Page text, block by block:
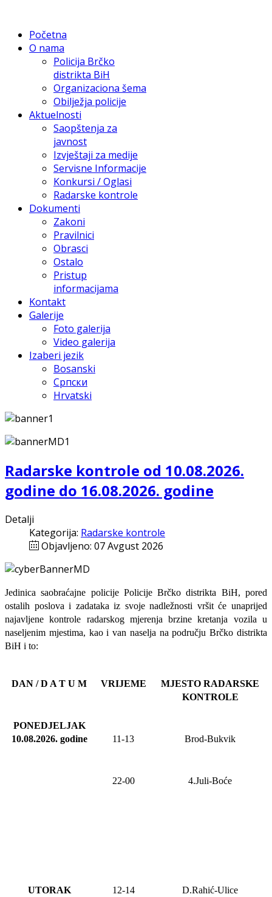
Početna
O nama
Policija Brčko
distrikta BiH
Organizaciona šema
Obilježja policije
Aktuelnosti
Saopštenja za
javnost
Izvještaji za medije
Servisne Informacije
Konkursi / Oglasi
Radarske kontrole
Dokumenti
Zakoni
Pravilnici
Obrasci
Ostalo
Pristup
informacijama
Kontakt
Galerije
Foto galerija
Video galerija
Izaberi jezik
Bosanski
Српски
Hrvatski
Radarske kontrole od 10.08.2026.
godine do 16.08.2026. godine
Detalji
Kategorija: Radarske kontrole
Objavljeno: 07 Avgust 2026
Jedinica saobraćajne policije Policije Brčko distrikta BiH, pored
ostalih poslova i zadataka iz svoje nadležnosti vršit će unaprijed
najavljene kontrole radarskog mjerenja brzine kretanja vozila u
naseljenim mjestima, kao i van naselja na području Brčko distrikta
BiH i to:
DAN / D A T U M VRIJEME
MJESTO RADARSKE
KONTROLE
PONEDJELJAK
10.08.2026.godine 11-13 Brod-Bukvik
22-00 4.Juli-Boće
UTORAK 12-14 D.Rahić-Ulice